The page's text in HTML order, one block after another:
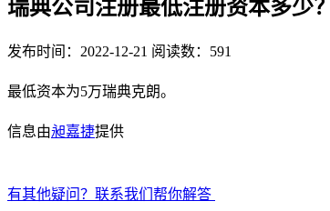
瑞典公司注册最低注册资本多少？
发布时间：2022-12-21 阅读数：591
最低资本为5万瑞典克朗。
信息由昶嘉捷提供
有其他疑问？联系我们帮你解答